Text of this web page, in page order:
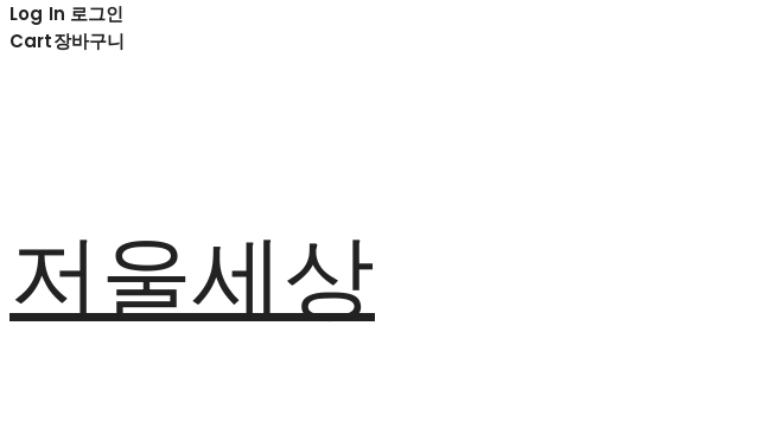
Log In 로그인
Cart장바구니
저울세상